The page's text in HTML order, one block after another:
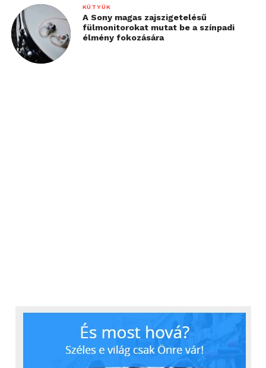
KÜTYÜK
A Sony magas zajszigetelésű
fülmonitorokat mutat be a színpadi
élmény fokozására